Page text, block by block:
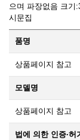
으며 파장없음 크기
시문집
품명
상품페이지 참고
모델명
상품페이지 참고
법에 의한 인증·